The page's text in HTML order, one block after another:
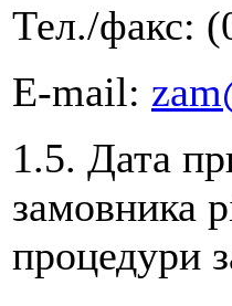
Тел./факс:
Е-mail:
1.5. Дата
замовника
процедури